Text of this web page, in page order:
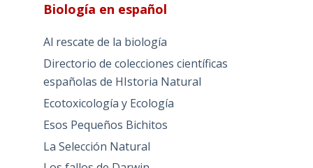
Biología en español
Al rescate de la biología
Directorio de colecciones científicas
españolas de HIstoria Natural
Ecotoxicología y Ecología
Esos Pequeños Bichitos
La Selección Natural